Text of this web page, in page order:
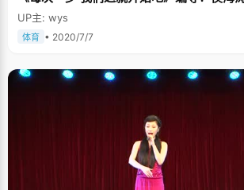
UP主: wys
体育 • 2020/7/7